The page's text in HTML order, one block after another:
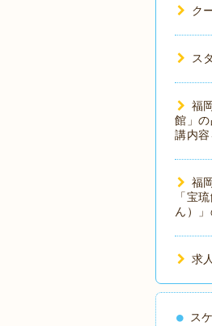
ク
ス
福
館」
講内
福
「宝
ん）
求
ス